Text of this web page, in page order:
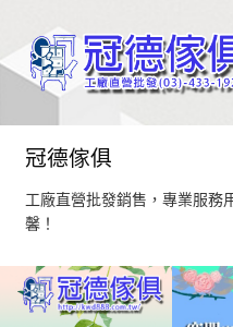
略
過
導
覽
跳
至
內
容
首頁
家具商品
冠德傢俱
工廠直營批發銷售，專業服務
馨！